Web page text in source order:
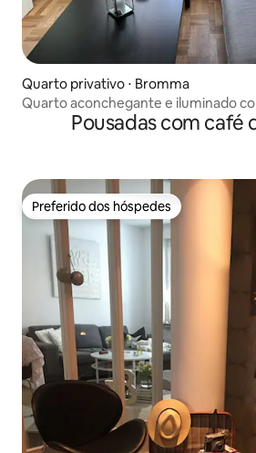
Quarto privativo ⋅ Bromma
Quarto aconchegante e iluminado
de trabalho e tema de golfe
Pousadas com café
Preferido dos hóspedes
Preferido dos hóspedes